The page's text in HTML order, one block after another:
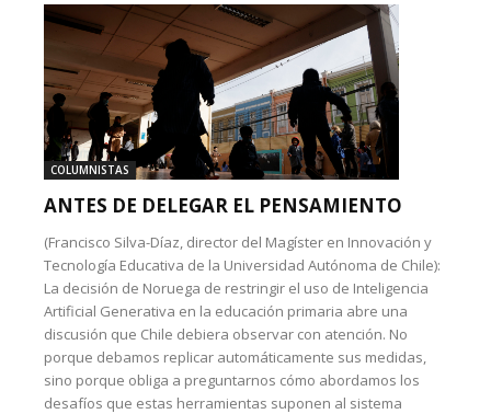
COLUMNISTAS
ANTES DE DELEGAR EL PENSAMIENTO
(Francisco Silva-Díaz, director del Magíster en Innovación y
Tecnología Educativa de la Universidad Autónoma de Chile):
La decisión de Noruega de restringir el uso de Inteligencia
Artificial Generativa en la educación primaria abre una
discusión que Chile debiera observar con atención. No
porque debamos replicar automáticamente sus medidas,
sino porque obliga a preguntarnos cómo abordamos los
desafíos que estas herramientas suponen al sistema